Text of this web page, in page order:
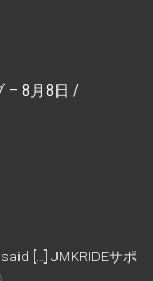
– 8月8日 /
[…] JMKRIDEサポ